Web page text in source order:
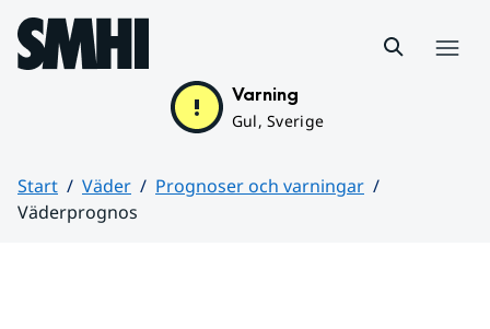
Hoppa till sidans innehåll
Varning
Gul, Sverige
Start Väder
Prognoser och varningar
Väderprognos